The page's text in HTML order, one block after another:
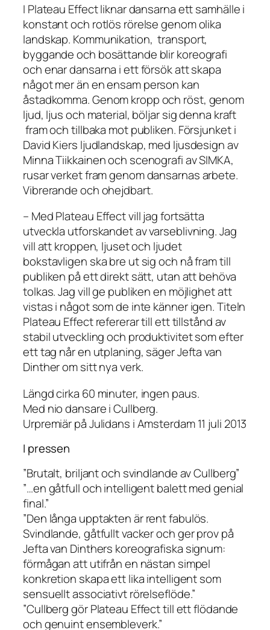
I Plateau Effect liknar dansarna ett samhälle i
konstant och rotlös rörelse genom olika
landskap. Kommunikation, transport,
byggande och bosättande blir koreografi
och enar dansarna i ett försök att skapa
något mer än en ensam person kan
åstadkomma. Genom kropp och röst, genom
ljud, ljus och material, böljar sig denna kraft
fram och tillbaka mot publiken. Försjunket i
David Kiers ljudlandskap, med ljusdesign av
Minna Tiikkainen och scenografi av SIMKA,
rusar verket fram genom dansarnas arbete.
Vibrerande och ohejdbart.
– Med Plateau Effect vill jag fortsätta
utveckla utforskandet av varseblivning. Jag
vill att kroppen, ljuset och ljudet
bokstavligen ska bre ut sig och nå fram till
publiken på ett direkt sätt, utan att behöva
tolkas. Jag vill ge publiken en möjlighet att
vistas i något som de inte känner igen. Titeln
Plateau Effect refererar till ett tillstånd av
stabil utveckling och produktivitet som efter
ett tag når en utplaning, säger Jefta van
Dinther om sitt nya verk.
Längd cirka 60 minuter, ingen paus.
Med nio dansare i Cullberg.
Urpremiär på Julidans i Amsterdam 11 juli 2013
I pressen
”Brutalt, briljant och svindlande av Cullberg”
”…en gåtfull och intelligent balett med genial
final.”
”Den långa upptakten är rent fabulös.
Svindlande, gåtfullt vacker och ger prov på
Jefta van Dinthers koreografiska signum:
förmågan att utifrån en nästan simpel
konkretion skapa ett lika intelligent som
sensuellt associativt rörelseflöde.”
”Cullberg gör Plateau Effect till ett flödande
och genuint ensembleverk.”